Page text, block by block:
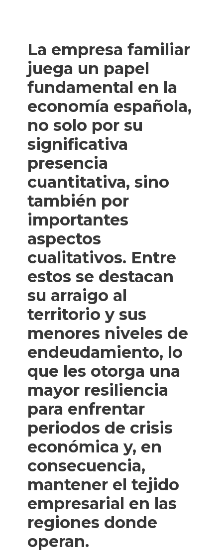
La empresa familiar
juega un papel
fundamental en la
economía española,
no solo por su
significativa
presencia
cuantitativa, sino
también por
importantes
aspectos
cualitativos. Entre
estos se destacan
su arraigo al
territorio y sus
menores niveles de
endeudamiento, lo
que les otorga una
mayor resiliencia
para enfrentar
periodos de crisis
económica y, en
consecuencia,
mantener el tejido
empresarial en las
regiones donde
operan.